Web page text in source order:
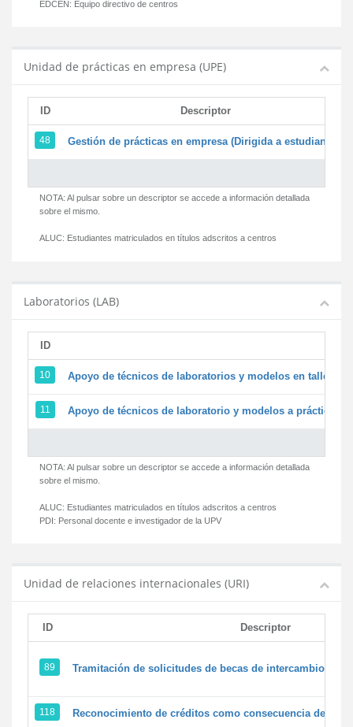
EDCEN: Equipo directivo de centros
Unidad de prácticas en empresa (UPE)
ID Descriptor
48 Gestión de prácticas en empresa (Dirigida a estudiantes)
NOTA: Al pulsar sobre un descriptor se accede a información detallada
sobre el mismo.
ALUC: Estudiantes matriculados en títulos adscritos a centros
Laboratorios (LAB)
ID
10 Apoyo de técnicos de laboratorios y modelos en
11 Apoyo de técnicos de laboratorio y modelos a prácticas
NOTA: Al pulsar sobre un descriptor se accede a información detallada
sobre el mismo.
ALUC: Estudiantes matriculados en títulos adscritos a centros
PDI: Personal docente e investigador de la UPV
Unidad de relaciones internacionales (URI)
ID Descriptor
89 Tramitación de solicitudes de becas de intercambio
118 Reconocimiento de créditos como consecuencia de un